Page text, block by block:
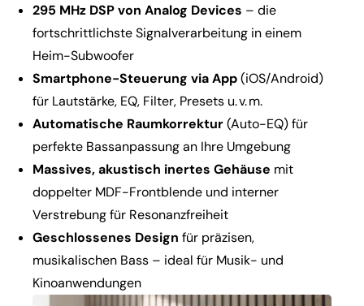
295 MHz DSP von Analog Devices – die
fortschrittlichste Signalverarbeitung in einem
Heim-Subwoofer
Smartphone-Steuerung via App(iOS/Android)
für Lautstärke, EQ, Filter, Presets u. v. m.
Automatische Raumkorrektur(Auto-EQ) für
perfekte Bassanpassung an Ihre Umgebung
Massives, akustisch inertes Gehäuse mit
doppelter MDF-Frontblende und interner
Verstrebung für Resonanzfreiheit
Geschlossenes Design für präzisen,
musikalischen Bass – ideal für Musik- und
Kinoanwendungen